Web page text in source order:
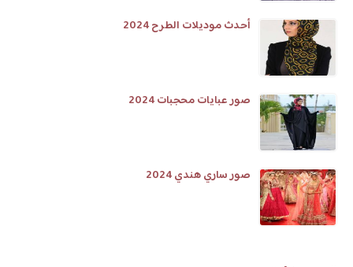
أحدث موديلات الطرح 2024
صور عبايات محجبات 2024
صور ساري هندي 2024